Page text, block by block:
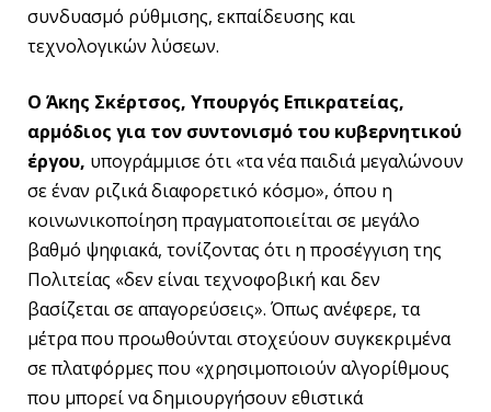
συνδυασμό ρύθμισης, εκπαίδευσης και
τεχνολογικών λύσεων.
Ο Άκης Σκέρτσος, Υπουργός Επικρατείας,
αρμόδιος για τον συντονισμό του κυβερνητικού
έργου, υπογράμμισε ότι «τα νέα παιδιά μεγαλώνουν
σε έναν ριζικά διαφορετικό κόσμο», όπου η
κοινωνικοποίηση πραγματοποιείται σε μεγάλο
βαθμό ψηφιακά, τονίζοντας ότι η προσέγγιση της
Πολιτείας «δεν είναι τεχνοφοβική και δεν
βασίζεται σε απαγορεύσεις». Όπως ανέφερε, τα
μέτρα που προωθούνται στοχεύουν συγκεκριμένα
σε πλατφόρμες που «χρησιμοποιούν αλγορίθμους
που μπορεί να δημιουργήσουν εθιστικά